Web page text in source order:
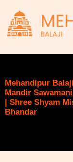
Mehandipur Balaji
Mandir
| Shree Shyam
Bhandar